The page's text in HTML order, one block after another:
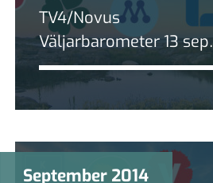
TV4/Novus
Väljarbarometer 13 sept
2014: Blockskillnad 5,3
%
September 2014